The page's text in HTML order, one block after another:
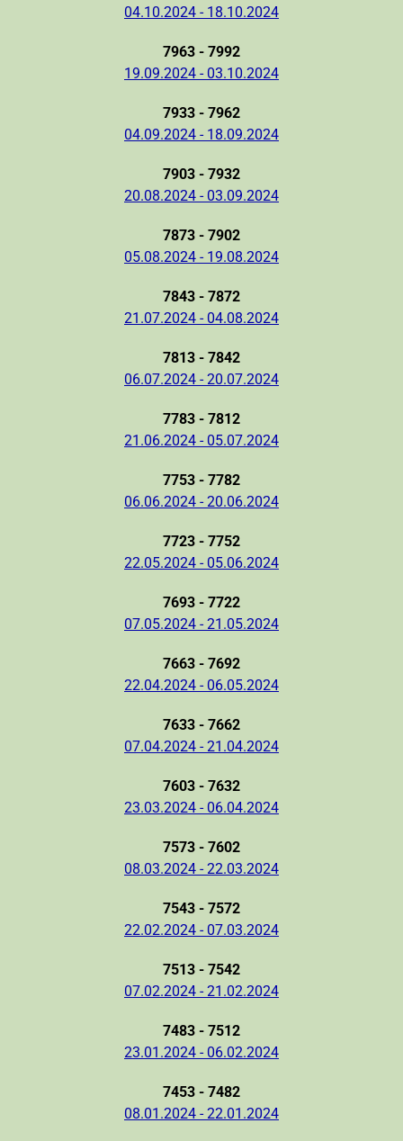
04.10.2024 - 18.10.2024
7963 - 7992
19.09.2024 - 03.10.2024
7933 - 7962
04.09.2024 - 18.09.2024
7903 - 7932
20.08.2024 - 03.09.2024
7873 - 7902
05.08.2024 - 19.08.2024
7843 - 7872
21.07.2024 - 04.08.2024
7813 - 7842
06.07.2024 - 20.07.2024
7783 - 7812
21.06.2024 - 05.07.2024
7753 - 7782
06.06.2024 - 20.06.2024
7723 - 7752
22.05.2024 - 05.06.2024
7693 - 7722
07.05.2024 - 21.05.2024
7663 - 7692
22.04.2024 - 06.05.2024
7633 - 7662
07.04.2024 - 21.04.2024
7603 - 7632
23.03.2024 - 06.04.2024
7573 - 7602
08.03.2024 - 22.03.2024
7543 - 7572
22.02.2024 - 07.03.2024
7513 - 7542
07.02.2024 - 21.02.2024
7483 - 7512
23.01.2024 - 06.02.2024
7453 - 7482
08.01.2024 - 22.01.2024